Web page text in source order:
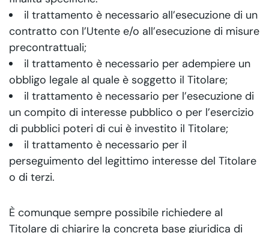
il trattamento è necessario all’esecuzione di un
contratto con l’Utente e/o all’esecuzione di misure
precontrattuali;
il trattamento è necessario per adempiere un
obbligo legale al quale è soggetto il Titolare;
il trattamento è necessario per l’esecuzione di
un compito di interesse pubblico o per l’esercizio
di pubblici poteri di cui è investito il Titolare;
il trattamento è necessario per il
perseguimento del legittimo interesse del Titolare
o di terzi.
È comunque sempre possibile richiedere al
Titolare di chiarire la concreta base giuridica di